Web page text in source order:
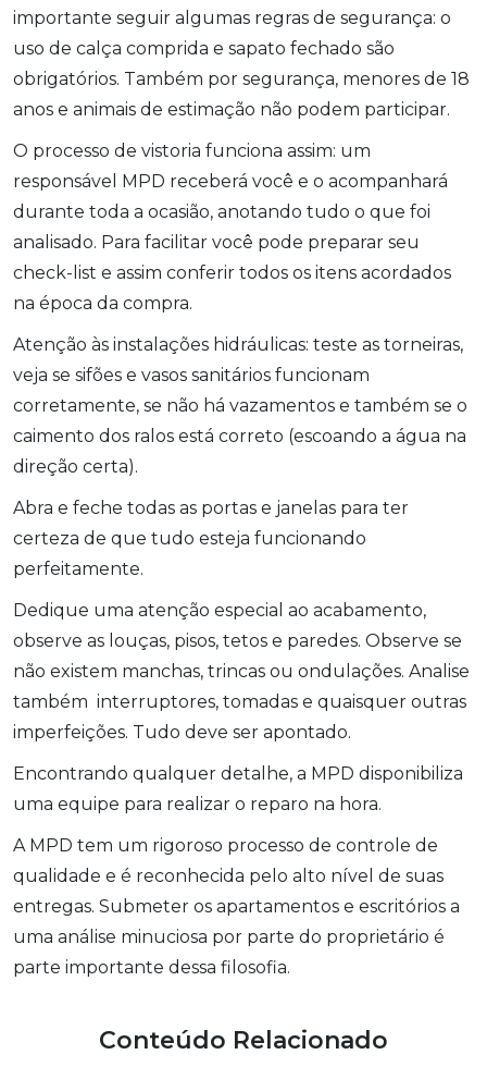
importante seguir algumas regras de segurança: o
uso de calça comprida e sapato fechado são
obrigatórios. Também por segurança, menores de 18
anos e animais de estimação não podem participar.
O processo de vistoria funciona assim: um
responsável MPD receberá você e o acompanhará
durante toda a ocasião, anotando tudo o que foi
analisado. Para facilitar você pode preparar seu
check-list e assim conferir todos os itens acordados
na época da compra.
Atenção às instalações hidráulicas: teste as torneiras,
veja se sifões e vasos sanitários funcionam
corretamente, se não há vazamentos e também se o
caimento dos ralos está correto (escoando a água na
direção certa).
Abra e feche todas as portas e janelas para ter
certeza de que tudo esteja funcionando
perfeitamente.
Dedique uma atenção especial ao acabamento,
observe as louças, pisos, tetos e paredes. Observe se
não existem manchas, trincas ou ondulações. Analise
também interruptores, tomadas e quaisquer outras
imperfeições. Tudo deve ser apontado.
Encontrando qualquer detalhe, a MPD disponibiliza
uma equipe para realizar o reparo na hora.
A MPD tem um rigoroso processo de controle de
qualidade e é reconhecida pelo alto nível de suas
entregas. Submeter os apartamentos e escritórios a
uma análise minuciosa por parte do proprietário é
parte importante dessa filosofia.
Conteúdo Relacionado